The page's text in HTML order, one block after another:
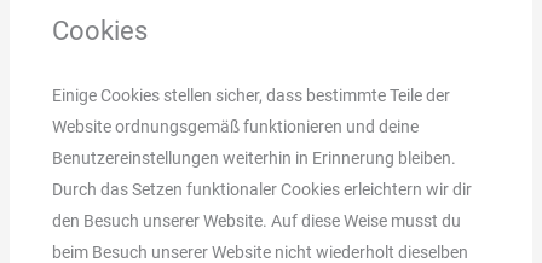
Cookies
Einige Cookies stellen sicher, dass bestimmte Teile der
Website ordnungsgemäß funktionieren und deine
Benutzereinstellungen weiterhin in Erinnerung bleiben.
Durch das Setzen funktionaler Cookies erleichtern wir dir
den Besuch unserer Website. Auf diese Weise musst du
beim Besuch unserer Website nicht wiederholt dieselben